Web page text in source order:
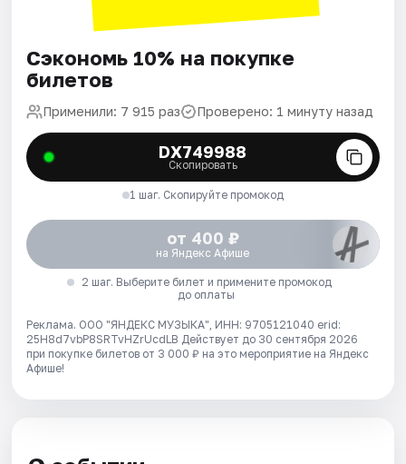
Сэкономь 10% на покупке
билетов
Применили: 7 915 раз Проверено: 1 минуту назад
DX749988
Скопировать
1 шаг. Скопируйте промокод
от 400 ₽
на Яндекс Афише
2 шаг. Выберите билет и примените промокод
до оплаты
Реклама. ООО "ЯНДЕКС МУЗЫКА", ИНН: 9705121040 erid:
25H8d7vbP8SRTvHZrUcdLB Действует до 30 сентября 2026
при покупке билетов от 3 000 ₽ на это мероприятие на Яндекс
Афише!